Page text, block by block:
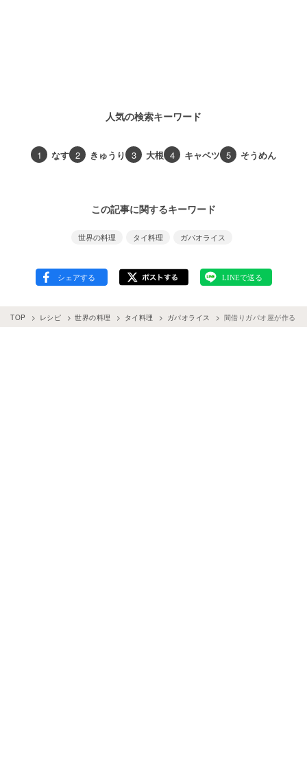
人気の検索キーワード
1 なす 2 きゅうり 3 大根 4 キャベツ 5 そうめん
この記事に関するキーワード
世界の料理 タイ料理 ガパオライス
TOP レシピ 世界の料理 タイ料理 ガパオライス 間借りガパオ屋が作る “